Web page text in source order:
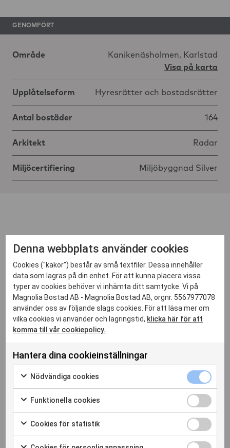
GENOMFÖRT
Område
Kanikenäsholmen, Karlstad
Visa på karta
Upplåtelseform Hyresrätter och bostadsrätter
Antal bostäder 164
Arkitekt Radar
Miljöcertifiering Miljöbyggnad Silver
Denna webbplats använder cookies
Cookies ("kakor") består av små textfiler. Dessa innehåller
data som lagras på din enhet. För att kunna placera vissa
typer av cookies behöver vi inhämta ditt samtycke. Vi på
Magnolia Bostad AB - Magnolia Bostad AB, orgnr. 5567977078
använder oss av följande slags cookies. För att läsa mer om
vilka cookies vi använder och lagringstid, klicka här för att
komma till vår cookiepolicy.
Hantera dina cookieinställningar
Nödvändiga cookies
Markera för att samtycka till användning av Nödvändiga
Funktionella cookies
Markera för att samtycka till användning av Funktionella
Cookies för statistik
Markera för att samtycka till användning av Cookies för
Cookies